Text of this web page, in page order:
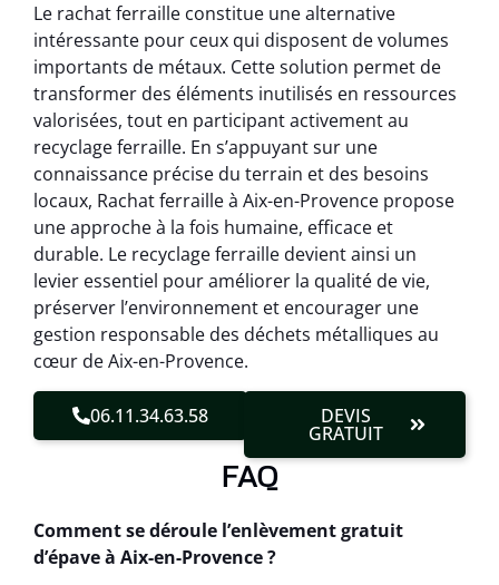
Le rachat ferraille constitue une alternative
intéressante pour ceux qui disposent de volumes
importants de métaux. Cette solution permet de
transformer des éléments inutilisés en ressources
valorisées, tout en participant activement au
recyclage ferraille. En s’appuyant sur une
connaissance précise du terrain et des besoins
locaux, Rachat ferraille à Aix-en-Provence propose
une approche à la fois humaine, efficace et
durable. Le recyclage ferraille devient ainsi un
levier essentiel pour améliorer la qualité de vie,
préserver l’environnement et encourager une
gestion responsable des déchets métalliques au
cœur de Aix-en-Provence.
06.11.34.63.58 DEVIS
GRATUIT
FAQ
Comment se déroule l’enlèvement gratuit
d’épave à Aix-en-Provence ?